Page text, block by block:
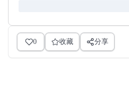
0 收藏 分享